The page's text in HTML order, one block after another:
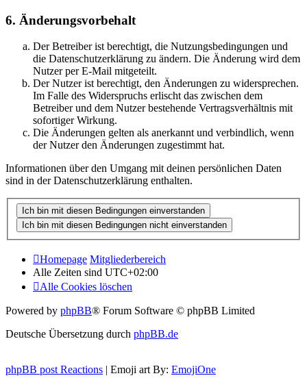
6. Änderungsvorbehalt
Der Betreiber ist berechtigt, die Nutzungsbedingungen und
die Datenschutzerklärung zu ändern. Die Änderung wird dem
Nutzer per E-Mail mitgeteilt.
Der Nutzer ist berechtigt, den Änderungen zu widersprechen.
Im Falle des Widerspruchs erlischt das zwischen dem
Betreiber und dem Nutzer bestehende Vertragsverhältnis mit
sofortiger Wirkung.
Die Änderungen gelten als anerkannt und verbindlich, wenn
der Nutzer den Änderungen zugestimmt hat.
Informationen über den Umgang mit deinen persönlichen Daten
sind in der Datenschutzerklärung enthalten.
Homepage Mitgliederbereich
Alle Zeiten sind UTC+02:00
Alle Cookies löschen
Powered by phpBB® Forum Software © phpBB Limited
Deutsche Übersetzung durch phpBB.de
phpBB post Reactions | Emoji art By: EmojiOne